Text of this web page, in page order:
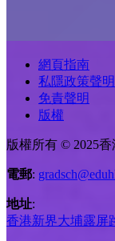
網頁指南
私隱政策聲明
免責聲明
版權
版權所有 © 2025香
電郵:
地址:
香港新界大埔露屏